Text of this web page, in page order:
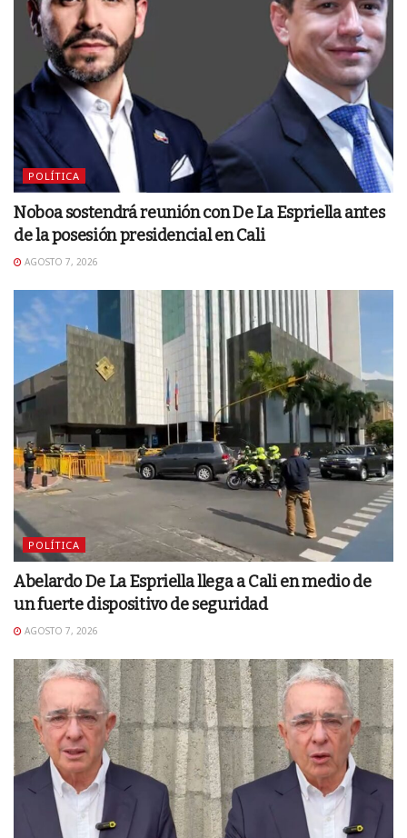
POLÍTICA
Noboa sostendrá reunión con De La Espriella antes
de la posesión presidencial en Cali
AGOSTO 7, 2026
POLÍTICA
Abelardo De La Espriella llega a Cali en medio de
un fuerte dispositivo de seguridad
AGOSTO 7, 2026